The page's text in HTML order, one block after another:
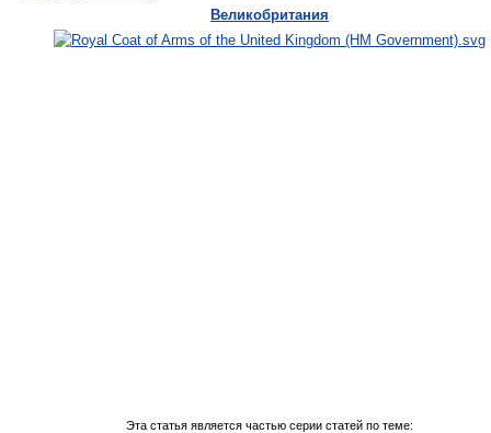
Великобритания
Эта статья является частью серии статей по теме: